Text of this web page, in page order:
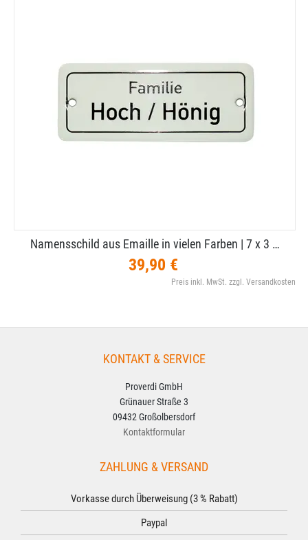
Namensschild aus Emaille in vielen Farben | 7 x 3 …
39,90 €
Preis inkl. MwSt. zzgl. Versandkosten
KONTAKT & SERVICE
Proverdi GmbH
Grünauer Straße 3
09432 Großolbersdorf
Kontaktformular
ZAHLUNG & VERSAND
Vorkasse durch Überweisung (3 % Rabatt)
Paypal